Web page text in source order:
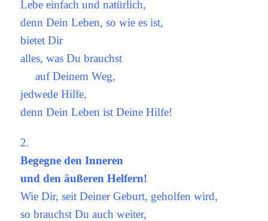
Lebe einfach und natürlich,
denn Dein Leben, so wie es ist,
bietet Dir
alles, was Du brauchst
auf Deinem Weg,
jedwede Hilfe,
denn Dein Leben ist Deine Hilfe!
2.
Begegne den Inneren
und den äußeren Helfern!
Wie Dir, seit Deiner Geburt, geholfen wird,
so brauchst Du auch weiter,